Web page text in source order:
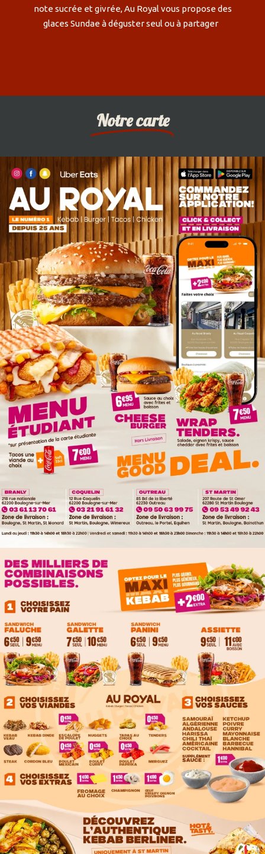
note sucrée et givrée, Au Royal vous propose des
glaces Sundae à déguster seul ou à partager
Notre carte